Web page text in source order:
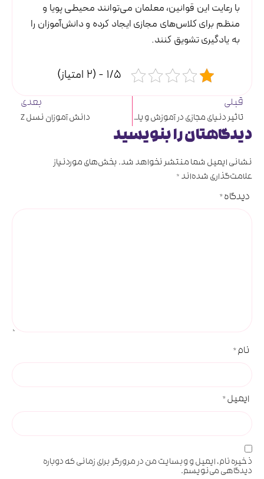
با رعایت این قوانین، معلمان می‌توانند محیطی پویا و
منظم برای کلاس‌های مجازی ایجاد کرده و دانش‌آموزان را
به یادگیری تشویق کنند.
1/5 - (2 امتیاز)
قبلی
تاثیر دنیای مجازی در آموزش و یادگیری
بعدی
دانش آموزان نسل Z
دیدگاهتان را بنویسید
نشانی ایمیل شما منتشر نخواهد شد.بخش‌های موردنیاز
علامت‌گذاری شده‌اند*
دیدگاه*
نام*
ایمیل*
ذخیره نام، ایمیل و وبسایت من در مرورگر برای زمانی که دوباره
دیدگاهی می‌نویسم.